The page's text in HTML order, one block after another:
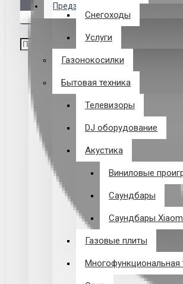
Предзаказ из Китая
В корзине пусто!Снегоходы
Услуги
Газонокосилки
Бытовая техника
Телевизоры
DJ оборудование
Акустика
Виниловые
Саундбары
Саундбары
Газовые плиты
Многофункциональная